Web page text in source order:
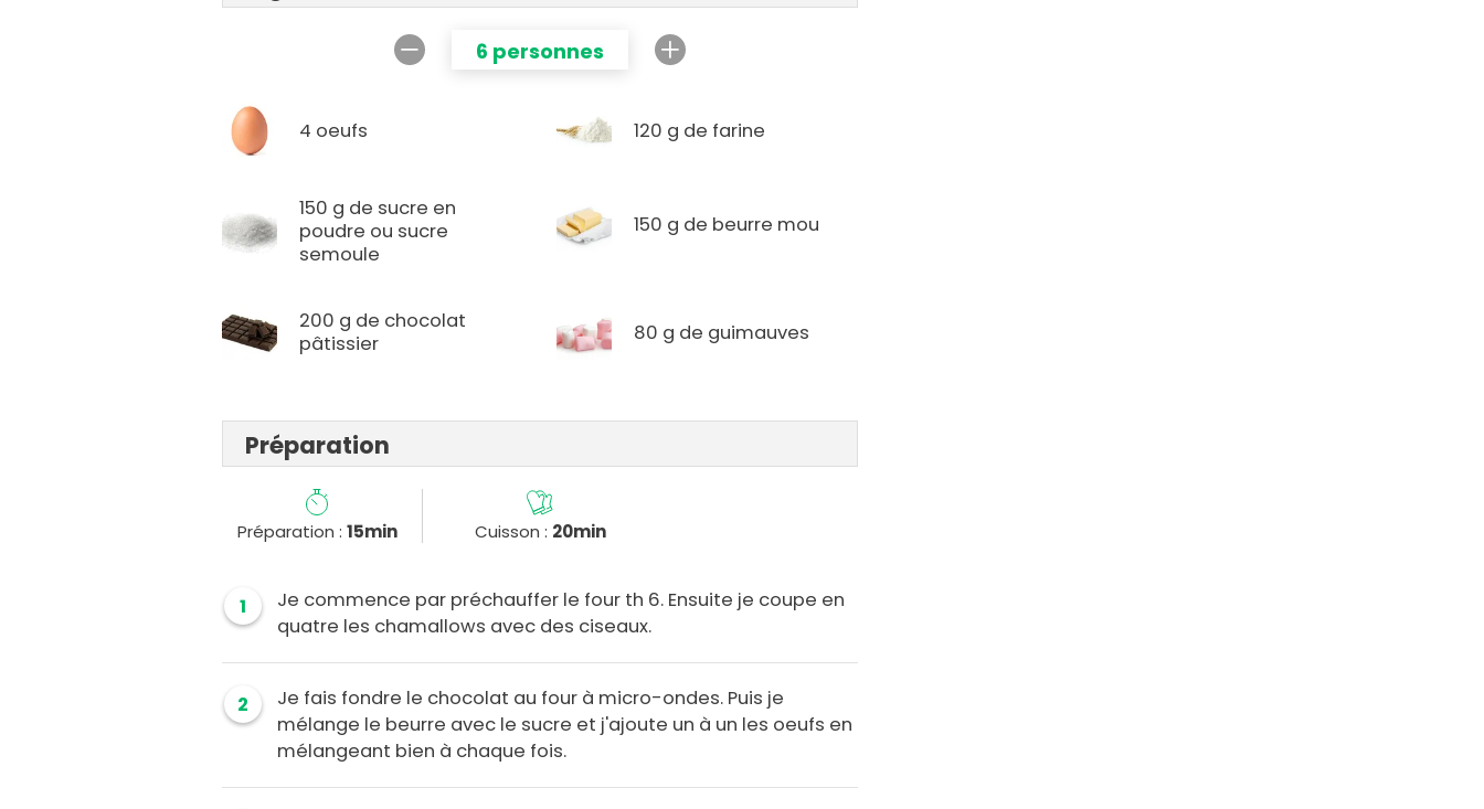
6 personnes
4 oeufs 120 g de farine
150 g de sucre en
poudre ou sucre
semoule
150 g de beurre mou
200 g de chocolat
pâtissier
80 g de guimauves
Préparation
Préparation : 15min Cuisson : 20min
1
Je commence par préchauffer le four th 6. Ensuite je coupe en
quatre les chamallows avec des ciseaux.
2
Je fais fondre le chocolat au four à micro-ondes. Puis je
mélange le beurre avec le sucre et j'ajoute un à un les oeufs en
mélangeant bien à chaque fois.